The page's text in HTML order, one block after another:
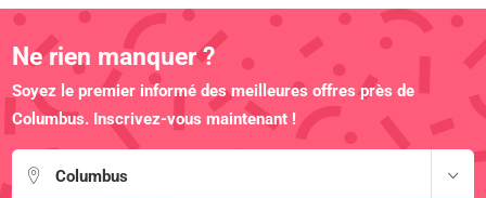
Ne rien manquer ?
Soyez le premier informé des meilleures offres près de
Columbus. Inscrivez-vous maintenant !
Columbus